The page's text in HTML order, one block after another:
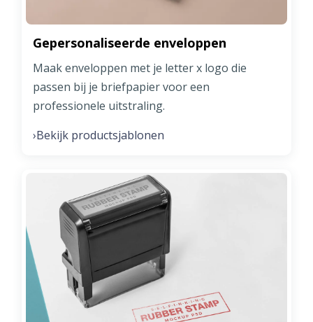
Gepersonaliseerde enveloppen
Maak enveloppen met je letter x logo die
passen bij je briefpapier voor een
professionele uitstraling.
›Bekijk productsjablonen